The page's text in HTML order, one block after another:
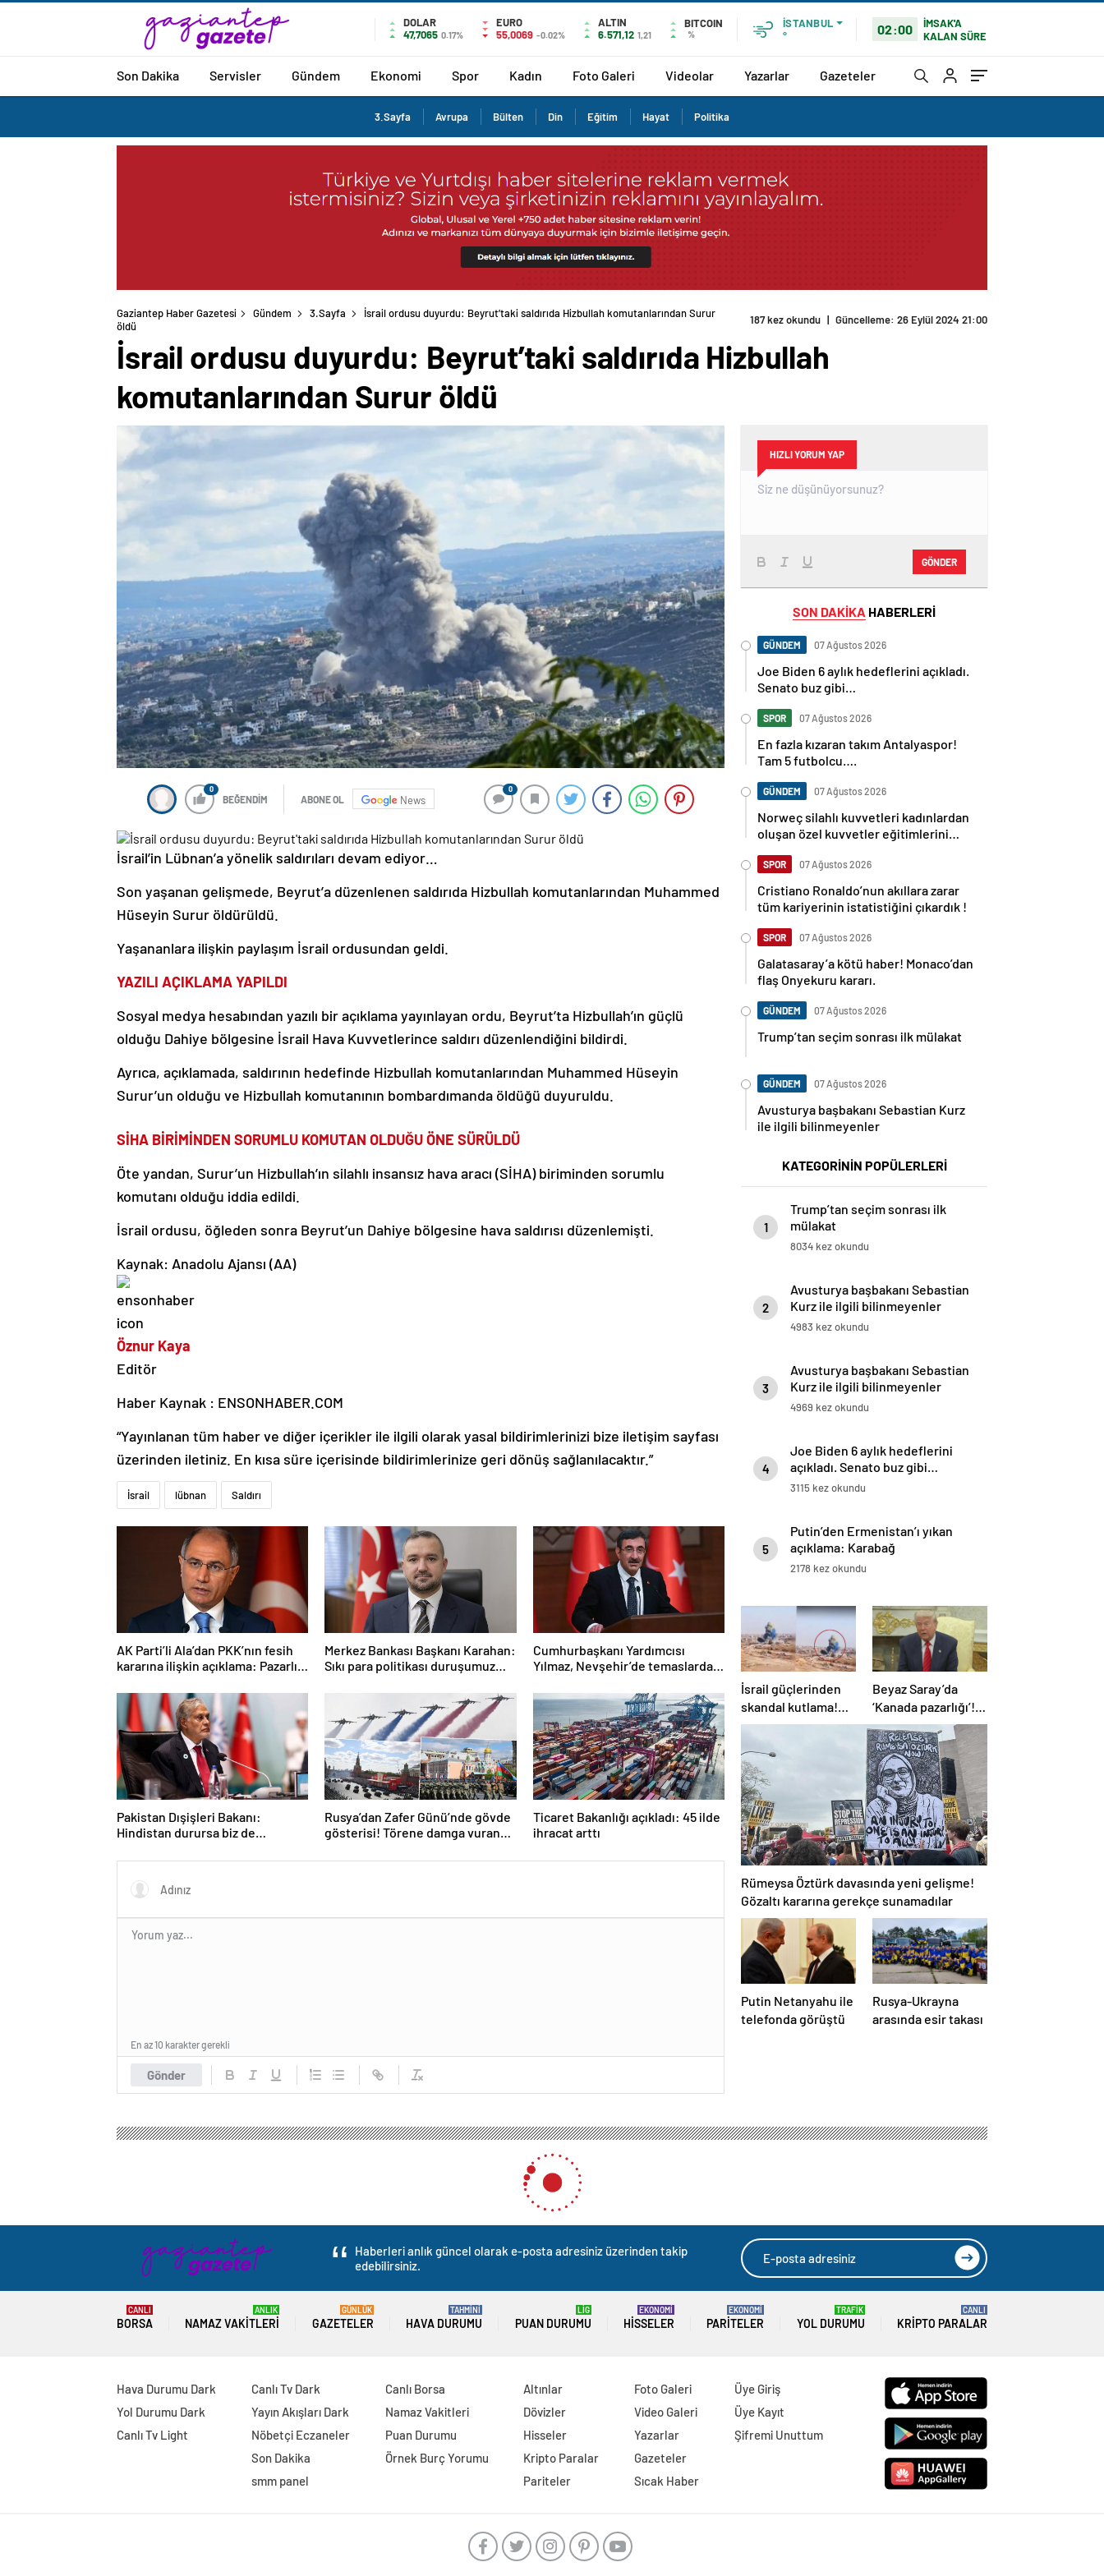
DOLAR
47,7065 0.17%
EURO
55,0069 -0.02%
ALTIN
6.571,12 1,21
BITCOIN
%
İSTANBUL
°
02:00
İMSAK'A
KALAN SÜRE
Son Dakika Servisler Gündem Ekonomi Spor Kadın Foto Galeri Videolar Yazarlar Gazeteler
3.Sayfa Avrupa Bülten Din Eğitim Hayat Politika
Gaziantep Haber Gazetesi Gündem 3.Sayfa
İsrail ordusu duyurdu: Beyrut’taki saldırıda Hizbullah komutanlarından Surur
öldü
187 kez okundu | Güncelleme: 26 Eylül 2024 21:00
İsrail ordusu duyurdu: Beyrut’taki saldırıda Hizbullah
komutanlarından Surur öldü
0
BEĞENDİM ABONE OL News
0
İsrail’in Lübnan’a yönelik saldırıları devam ediyor…
Son yaşanan gelişmede, Beyrut’a düzenlenen saldırıda Hizbullah komutanlarından Muhammed
Hüseyin Surur öldürüldü.
Yaşananlara ilişkin paylaşım İsrail ordusundan geldi.
YAZILI AÇIKLAMA YAPILDI
Sosyal medya hesabından yazılı bir açıklama yayınlayan ordu, Beyrut’ta Hizbullah’ın güçlü
olduğu Dahiye bölgesine İsrail Hava Kuvvetlerince saldırı düzenlendiğini bildirdi.
Ayrıca, açıklamada, saldırının hedefinde Hizbullah komutanlarından Muhammed Hüseyin
Surur’un olduğu ve Hizbullah komutanının bombardımanda öldüğü duyuruldu.
SİHA BİRİMİNDEN SORUMLU KOMUTAN OLDUĞU ÖNE SÜRÜLDÜ
Öte yandan, Surur’un Hizbullah’ın silahlı insansız hava aracı (SİHA) biriminden sorumlu
komutanı olduğu iddia edildi.
İsrail ordusu, öğleden sonra Beyrut’un Dahiye bölgesine hava saldırısı düzenlemişti.
Kaynak: Anadolu Ajansı (AA)
Öznur Kaya
Editör
Haber Kaynak : ENSONHABER.COM
“Yayınlanan tüm haber ve diğer içerikler ile ilgili olarak yasal bildirimlerinizi bize iletişim sayfası
üzerinden iletiniz. En kısa süre içerisinde bildirimlerinize geri dönüş sağlanılacaktır.”
İsrail lübnan Saldırı
AK Parti’li Ala’dan PKK’nın fesih
kararına ilişkin açıklama: Pazarlık
Merkez Bankası Başkanı Karahan:
Sıkı para politikası duruşumuz
Cumhurbaşkanı Yardımcısı
Yılmaz, Nevşehir’de temaslarda
olmasın’
Pakistan Dışişleri Bakanı:
Hindistan durursa biz de
Rusya’dan Zafer Günü’nde gövde
gösterisi! Törene damga vuran
Ticaret Bakanlığı açıkladı: 45 ilde
ihracat arttı
Gönder
En az 10 karakter gerekli
HIZLI YORUM YAP
GÖNDER
SON DAKİKA HABERLERİ
GÜNDEM 07 Ağustos 2026
Joe Biden 6 aylık hedeflerini açıkladı.
Senato buz gibi…
SPOR 07 Ağustos 2026
En fazla kızaran takım Antalyaspor!
Tam 5 futbolcu….
GÜNDEM 07 Ağustos 2026
Norweç silahlı kuvvetleri kadınlardan
oluşan özel kuvvetler eğitimlerini
SPOR 07 Ağustos 2026
Cristiano Ronaldo’nun akıllara zarar
tüm kariyerinin istatistiğini çıkardık !
SPOR 07 Ağustos 2026
Galatasaray’a kötü haber! Monaco’dan
flaş Onyekuru kararı.
GÜNDEM 07 Ağustos 2026
Trump’tan seçim sonrası ilk mülakat
GÜNDEM 07 Ağustos 2026
Avusturya başbakanı Sebastian Kurz
ile ilgili bilinmeyenler
KATEGORİNİN POPÜLERLERİ
1
Trump’tan seçim sonrası ilk
mülakat
8034 kez okundu
2
Avusturya başbakanı Sebastian
Kurz ile ilgili bilinmeyenler
4983 kez okundu
3
Avusturya başbakanı Sebastian
Kurz ile ilgili bilinmeyenler
4969 kez okundu
4
Joe Biden 6 aylık hedeflerini
açıkladı. Senato buz gibi…
3115 kez okundu
5
Putin’den Ermenistan’ı yıkan
açıklama: Karabağ
Azerbaycan’ın ayrılmaz bir
2178 kez okundu
İsrail güçlerinden
skandal kutlama!
Bebek cinsiyeti
partisinde Gazze’de
bina patlatıldı
Beyaz Saray’da
‘Kanada pazarlığı’!
Trump: 51. eyalet
olmalı
Rümeysa Öztürk davasında yeni gelişme!
Gözaltı kararına gerekçe sunamadılar
Putin Netanyahu ile
telefonda görüştü
Rusya-Ukrayna
arasında esir takası
Haberleri anlık güncel olarak e-posta adresiniz üzerinden takip
edebilirsiniz.
BORSA
CANLI
NAMAZ VAKITLERI
ANLIK
GAZETELER
GÜNLÜK
HAVA DURUMU
TAHMİNİ
PUAN DURUMU
LİG
HISSELER
EKONOMİ
PARITELER
EKONOMİ
YOL DURUMU
TRAFİK
KRIPTO PARALAR
CANLI
Hava Durumu Dark
Yol Durumu Dark
Canlı Tv Light
Canlı Tv Dark
Yayın Akışları Dark
Nöbetçi Eczaneler
Son Dakika
smm panel
Canlı Borsa
Namaz Vakitleri
Puan Durumu
Örnek Burç Yorumu
Altınlar
Dövizler
Hisseler
Kripto Paralar
Pariteler
Foto Galeri
Video Galeri
Yazarlar
Gazeteler
Sıcak Haber
Üye Giriş
Üye Kayıt
Şifremi Unuttum